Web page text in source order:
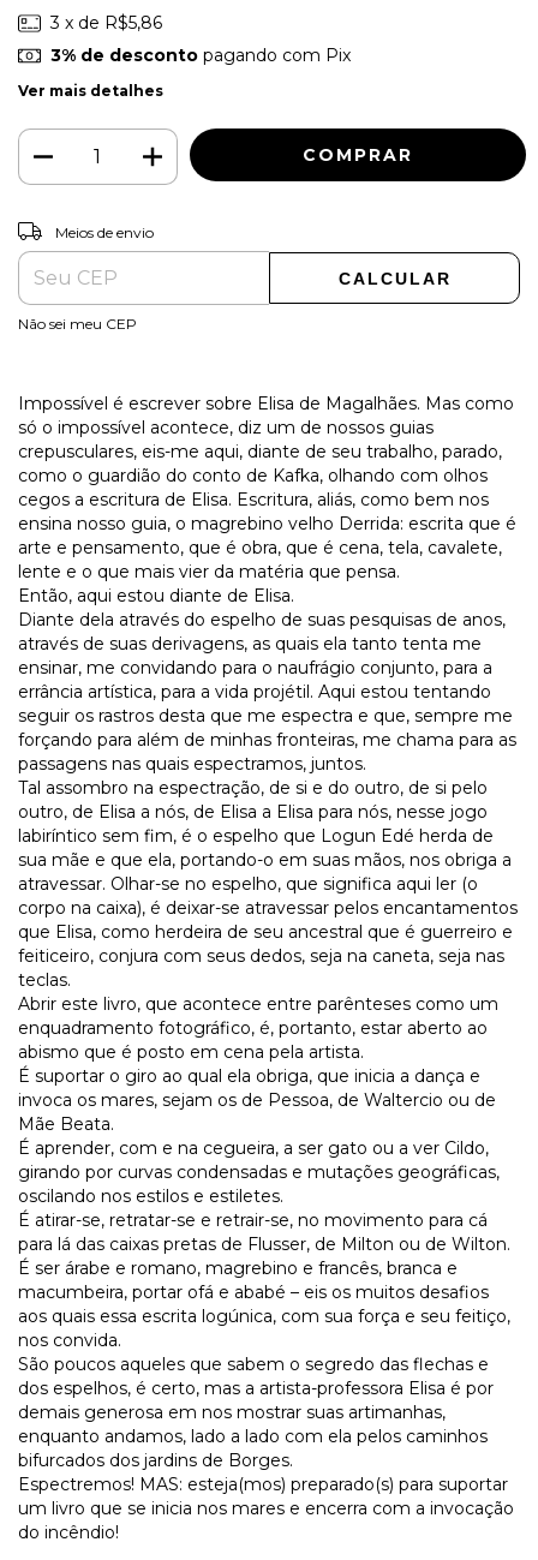
3 x de R$5,86
3% de descontopagando com Pix
Ver mais detalhes
Entregas para o CEP:
Meios de envio
CALCULAR
Não sei meu CEP
Impossível é escrever sobre Elisa de Magalhães. Mas como
só o impossível acontece, diz um de nossos guias
crepusculares, eis-me aqui, diante de seu trabalho, parado,
como o guardião do conto de Kafka, olhando com olhos
cegos a escritura de Elisa. Escritura, aliás, como bem nos
ensina nosso guia, o magrebino velho Derrida: escrita que é
arte e pensamento, que é obra, que é cena, tela, cavalete,
lente e o que mais vier da matéria que pensa.
Então, aqui estou diante de Elisa.
Diante dela através do espelho de suas pesquisas de anos,
através de suas derivagens, as quais ela tanto tenta me
ensinar, me convidando para o naufrágio conjunto, para a
errância artística, para a vida projétil. Aqui estou tentando
seguir os rastros desta que me espectra e que, sempre me
forçando para além de minhas fronteiras, me chama para as
passagens nas quais espectramos, juntos.
Tal assombro na espectração, de si e do outro, de si pelo
outro, de Elisa a nós, de Elisa a Elisa para nós, nesse jogo
labiríntico sem fim, é o espelho que Logun Edé herda de
sua mãe e que ela, portando-o em suas mãos, nos obriga a
atravessar. Olhar-se no espelho, que significa aqui ler (o
corpo na caixa), é deixar-se atravessar pelos encantamentos
que Elisa, como herdeira de seu ancestral que é guerreiro e
feiticeiro, conjura com seus dedos, seja na caneta, seja nas
teclas.
Abrir este livro, que acontece entre parênteses como um
enquadramento fotográfico, é, portanto, estar aberto ao
abismo que é posto em cena pela artista.
É suportar o giro ao qual ela obriga, que inicia a dança e
invoca os mares, sejam os de Pessoa, de Waltercio ou de
Mãe Beata.
É aprender, com e na cegueira, a ser gato ou a ver Cildo,
girando por curvas condensadas e mutações geográficas,
oscilando nos estilos e estiletes.
É atirar-se, retratar-se e retrair-se, no movimento para cá
para lá das caixas pretas de Flusser, de Milton ou de Wilton.
É ser árabe e romano, magrebino e francês, branca e
macumbeira, portar ofá e ababé – eis os muitos desafios
aos quais essa escrita logúnica, com sua força e seu feitiço,
nos convida.
São poucos aqueles que sabem o segredo das flechas e
dos espelhos, é certo, mas a artista-professora Elisa é por
demais generosa em nos mostrar suas artimanhas,
enquanto andamos, lado a lado com ela pelos caminhos
bifurcados dos jardins de Borges.
Espectremos! MAS: esteja(mos) preparado(s) para suportar
um livro que se inicia nos mares e encerra com a invocação
do incêndio!